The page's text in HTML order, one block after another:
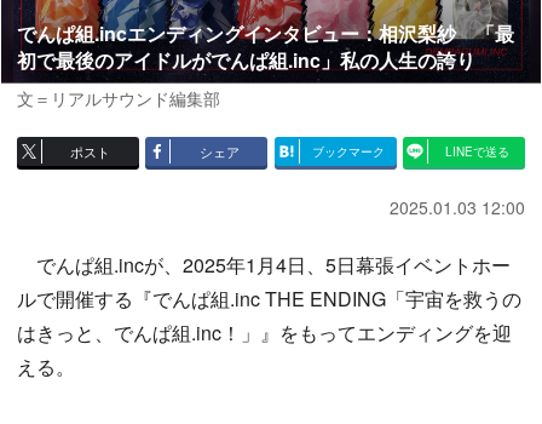
でんぱ組.incエンディングインタビュー：相沢梨紗 「最
初で最後のアイドルがでんぱ組.inc」私の人生の誇り
文＝リアルサウンド編集部
ポスト シェア ブックマーク LINEで送る
2025.01.03 12:00
でんぱ組.incが、2025年1月4日、5日幕張イベントホー
ルで開催する『でんぱ組.inc THE ENDING「宇宙を救うの
はきっと、でんぱ組.inc！」』をもってエンディングを迎
える。